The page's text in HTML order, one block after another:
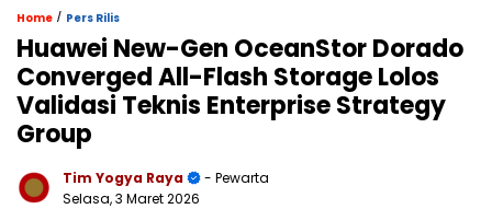
Home / Pers Rilis
Huawei New-Gen OceanStor Dorado
Converged All-Flash Storage Lolos
Validasi Teknis Enterprise Strategy
Group
Tim Yogya Raya
- Pewarta
Selasa, 3 Maret 2026